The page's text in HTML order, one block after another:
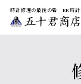
時計修理の最後の砦 ER時計